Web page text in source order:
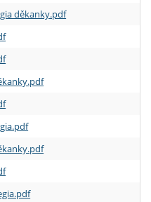
děkanky.pdf